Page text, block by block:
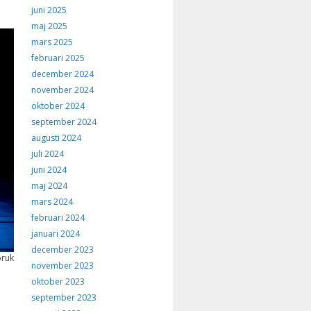
juni 2025
maj 2025
mars 2025
februari 2025
december 2024
november 2024
oktober 2024
september 2024
augusti 2024
juli 2024
juni 2024
maj 2024
mars 2024
februari 2024
januari 2024
december 2023
november 2023
oktober 2023
september 2023